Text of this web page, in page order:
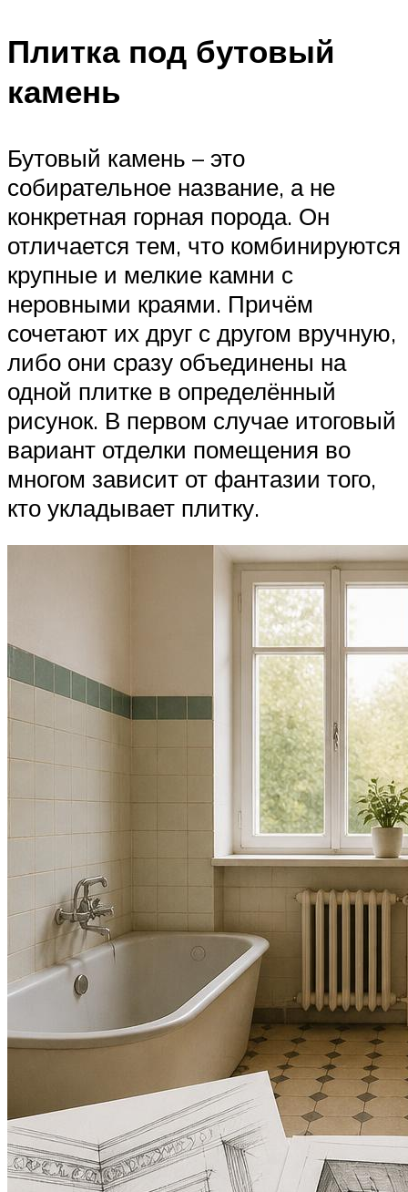
Плитка под бутовый
камень
Бутовый камень – это
собирательное название, а не
конкретная горная порода. Он
отличается тем, что комбинируются
крупные и мелкие камни с
неровными краями. Причём
сочетают их друг с другом вручную,
либо они сразу объединены на
одной плитке в определённый
рисунок. В первом случае итоговый
вариант отделки помещения во
многом зависит от фантазии того,
кто укладывает плитку.